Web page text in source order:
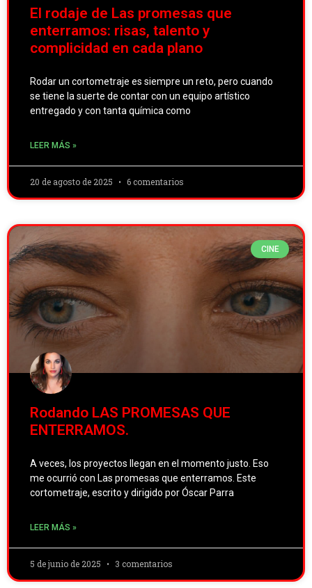
El rodaje de Las promesas que
enterramos: risas, talento y
complicidad en cada plano
Rodar un cortometraje es siempre un reto, pero cuando
se tiene la suerte de contar con un equipo artístico
entregado y con tanta química como
LEER MÁS »
20 de agosto de 2025 6 comentarios
CINE
Rodando LAS PROMESAS QUE
ENTERRAMOS.
A veces, los proyectos llegan en el momento justo. Eso
me ocurrió con Las promesas que enterramos. Este
cortometraje, escrito y dirigido por Óscar Parra
LEER MÁS »
5 de junio de 2025 3 comentarios